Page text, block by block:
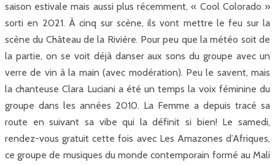
saison estivale mais aussi plus récemment, « Cool Colorado »
sorti en 2021. À cinq sur scène, ils vont mettre le feu sur la
scène du Château de la Rivière. Pour peu que la météo soit de
la partie, on se voit déjà danser aux sons du groupe avec un
verre de vin à la main (avec modération). Peu le savent, mais
la chanteuse Clara Luciani a été un temps la voix féminine du
groupe dans les années 2010. La Femme a depuis tracé sa
route en suivant sa vibe qui la définit si bien! Le samedi,
rendez-vous gratuit cette fois avec Les Amazones d’Afriques,
ce groupe de musiques du monde contemporain formé au Mali